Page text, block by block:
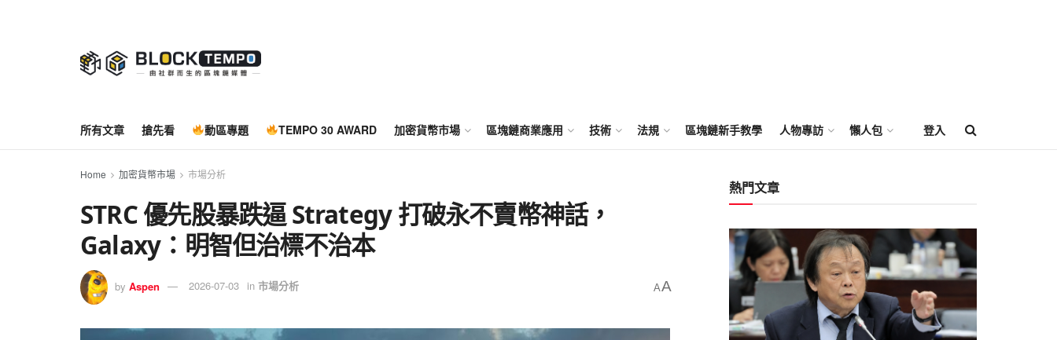
所有文章 搶先看 動區專題 TEMPO 30 AWARD 加密貨幣市場 區塊鏈商業應用 技術 法規 區塊鏈新手教學 人物專訪 懶人包 登入
Home 加密貨幣市場 市場分析
STRC 優先股暴跌逼 Strategy 打破永不賣幣神話，
Galaxy：明智但治標不治本
by Aspen 2026-07-03 in 市場分析 AA
熱門文章